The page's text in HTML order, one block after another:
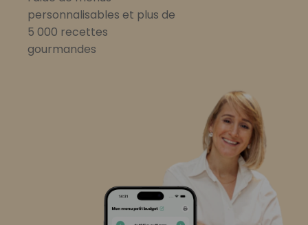
personnalisables et plus de
5 000 recettes
gourmandes